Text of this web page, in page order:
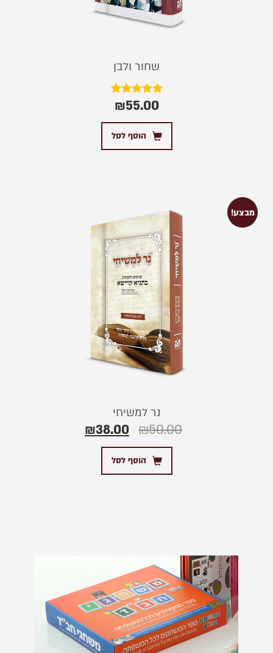
שחור ולבן
דורג
5.00
מתוך 5
₪55.00
הוסף לסל
מבצע!
נר למשיחי
₪50.00
₪38.00
הוסף לסל